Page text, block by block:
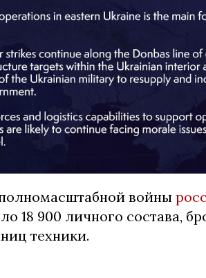
войны
18 900 личного состава,
техники.